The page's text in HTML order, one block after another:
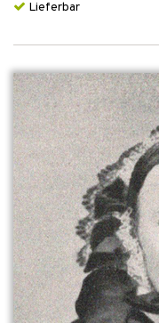
Lieferbar